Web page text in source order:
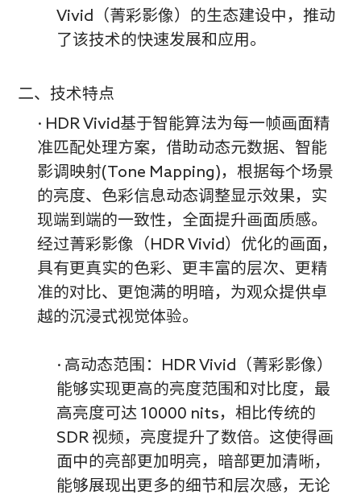
Vivid（菁彩影像）的生态建设中，推动
了该技术的快速发展和应用。
二、技术特点
· HDR Vivid基于智能算法为每一帧画面精
准匹配处理方案，借助动态元数据、智能
影调映射(Tone Mapping)，根据每个场景
的亮度、色彩信息动态调整显示效果，实
现端到端的一致性，全面提升画面质感。
经过菁彩影像（HDR Vivid）优化的画面，
具有更真实的色彩、更丰富的层次、更精
准的对比、更饱满的明暗，为观众提供卓
越的沉浸式视觉体验。
· 高动态范围：HDR Vivid（菁彩影像）
能够实现更高的亮度范围和对比度，最
高亮度可达 10000 nits，相比传统的
SDR 视频，亮度提升了数倍。这使得画
面中的亮部更加明亮，暗部更加清晰，
能够展现出更多的细节和层次感，无论